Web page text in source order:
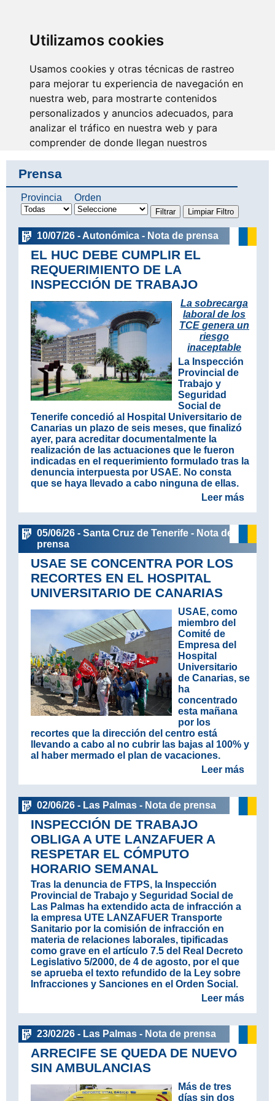
Utilizamos cookies
Usamos cookies y otras técnicas de rastreo
para mejorar tu experiencia de navegación en
nuestra web, para mostrarte contenidos
personalizados y anuncios adecuados, para
analizar el tráfico en nuestra web y para
comprender de donde llegan nuestros
visitantes.
Aceptar
Rechazar
Configurar
No eres invisible, nosotros
somos tu voz
Prensa
Provincia Orden
10/07/26 - Autonómica - Nota de prensa
EL HUC DEBE CUMPLIR EL
REQUERIMIENTO DE LA
INSPECCIÓN DE TRABAJO
La sobrecarga
laboral de los
TCE genera un
riesgo
inaceptable
La Inspección
Provincial de
Trabajo y
Seguridad
Social de
Tenerife concedió al Hospital Universitario de
Canarias un plazo de seis meses, que finalizó
ayer, para acreditar documentalmente la
realización de las actuaciones que le fueron
indicadas en el requerimiento formulado tras la
denuncia interpuesta por USAE. No consta
que se haya llevado a cabo ninguna de ellas.
Leer más
05/06/26 - Santa Cruz de Tenerife - Nota de
prensa
USAE SE CONCENTRA POR LOS
RECORTES EN EL HOSPITAL
UNIVERSITARIO DE CANARIAS
USAE, como
miembro del
Comité de
Empresa del
Hospital
Universitario
de Canarias, se
ha
concentrado
esta mañana
por los
recortes que la dirección del centro está
llevando a cabo al no cubrir las bajas al 100% y
al haber mermado el plan de vacaciones.
Leer más
02/06/26 - Las Palmas - Nota de prensa
INSPECCIÓN DE TRABAJO
OBLIGA A UTE LANZAFUER A
RESPETAR EL CÓMPUTO
HORARIO SEMANAL
Tras la denuncia de FTPS, la Inspección
Provincial de Trabajo y Seguridad Social de
Las Palmas ha extendido acta de infracción a
la empresa UTE LANZAFUER Transporte
Sanitario por la comisión de infracción en
materia de relaciones laborales, tipificadas
como grave en el artículo 7.5 del Real Decreto
Legislativo 5/2000, de 4 de agosto, por el que
se aprueba el texto refundido de la Ley sobre
Infracciones y Sanciones en el Orden Social.
Leer más
23/02/26 - Las Palmas - Nota de prensa
ARRECIFE SE QUEDA DE NUEVO
SIN AMBULANCIAS
Más de tres
días sin dos